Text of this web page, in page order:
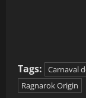
Tags: Carnaval
Ragnarok Origin